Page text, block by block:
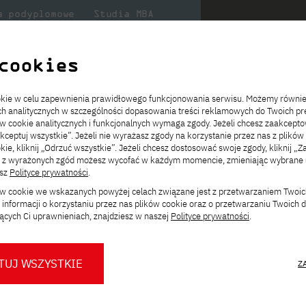
podyplomowe Studia MBA
Transfer z innej uczelni
Opłaty za studia
Redukcja czesnego
Stypendia
Dni otwarte PJATK
Wirtualny spacer po uczelni
Kalendarium wydarzeń
Konsultacje teczek SNM Kontakt
Studia stacjonarne I st. PL
Studia stacjonarne I st. EN
Studia stacjonarne II st. PL
Studia stacjonarne II st. EN
Studia niestacjonarne I st. PL
Studia niestacjonarne II st. PL
Studia niestacjonarne blended
Studia niestacjonarne blended
learning * II st. PL
* Z wykorzystaniem metod i technik
kształcenia na odległość
Wymiana z Japonią
Erasmus+
Uczelnie partnerskie
Dla studentów
Mobilność kadry
Staże w Japonii
Kontakt
O nas
JICA
Wirtualna Polska
Orange Polska
O Biurze Prasowym
polskojęzyczne
polskojęzyczne
studiów magisterskich łączący m.in.
o życiu. Program obejmuje trzy
bioinformatykę strukturalną i
Zmień
ścieżkę studiów:
w celu zapewnienia prawidłowego funkcjonowania serwisu. Możemy
analitycznych w szczególności dopasowania treści reklamowych do Twoich
cookie analitycznych i funkcjonalnych wymaga zgody. Jeżeli chcesz
wszystkie”. Jeżeli nie wyrażasz zgody na korzystanie przez nas z
kliknij „Odrzuć wszystkie”. Jeżeli chcesz dostosować swoje zgody, kliknij
wyrażonych zgód możesz wycofać w każdym momencie, zmieniając wybrane
Polityce prywatności.
cookie we wskazanych powyżej celach związane jest z przetwarzaniem
o korzystaniu przez nas plików cookie oraz o przetwarzaniu Twoich
Ci uprawnieniach, znajdziesz w naszej Polityce prywatności.
WSZYSTKIE